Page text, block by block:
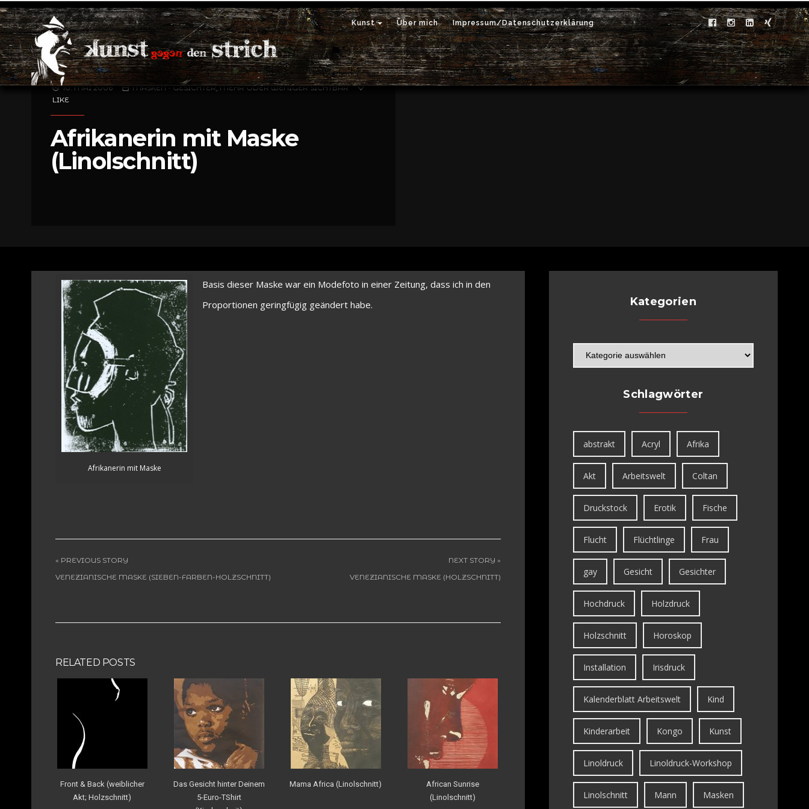
Kunst Über mich Impressum/Datenschutzerklärung
10. MAI 2006
MASKEN - GESICHTER, MEHR ODER WENIGER SICHTBAR
LIKE
Afrikanerin mit Maske
(Linolschnitt)
Afrikanerin mit Maske
Basis dieser Maske war ein Modefoto in einer Zeitung, dass ich in den
Proportionen geringfügig geändert habe.
« PREVIOUS STORY
VENEZIANISCHE MASKE (SIEBEN-FARBEN-HOLZSCHNITT)
NEXT STORY »
VENEZIANISCHE MASKE (HOLZSCHNITT)
RELATED POSTS
Front & Back (weiblicher
Akt; Holzschnitt)
Das Gesicht hinter Deinem
5-Euro-TShirt
Mama Africa (Linolschnitt)
African Sunrise
(Linolschnitt)
Kategorien
Schlagwörter
abstrakt Acryl Afrika
Akt Arbeitswelt Coltan
Druckstock Erotik Fische
Flucht Flüchtlinge Frau
gay Gesicht Gesichter
Hochdruck Holzdruck
Holzschnitt Horoskop
Installation Irisdruck
Kalenderblatt Arbeitswelt Kind
Kinderarbeit Kongo Kunst
Linoldruck Linoldruck-Workshop
Linolschnitt Mann Masken